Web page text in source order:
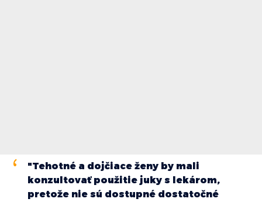
"Tehotné a dojčiace ženy by mali
konzultovať použitie juky s lekárom,
pretože nie sú dostupné dostatočné